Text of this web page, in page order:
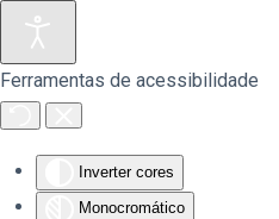
Ferramentas de acessibilidade
Inverter cores
Monocromático
Saltar para o conteúdo